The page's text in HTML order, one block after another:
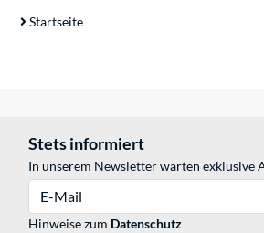
Startseite
Stets informiert
In unserem Newsletter warten exklusive
Hinweise zum Datenschutz